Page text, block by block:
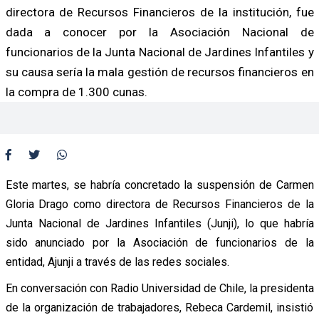
directora de Recursos Financieros de la institución, fue
dada a conocer por la Asociación Nacional de
funcionarios de la Junta Nacional de Jardines Infantiles y
su causa sería la mala gestión de recursos financieros en
la compra de 1.300 cunas.
Este martes, se habría concretado la suspensión de Carmen
Gloria Drago como directora de Recursos Financieros de la
Junta Nacional de Jardines Infantiles (Junji), lo que habría
sido anunciado por la Asociación de funcionarios de la
entidad, Ajunji a través de las redes sociales.
En conversación con Radio Universidad de Chile, la presidenta
de la organización de trabajadores, Rebeca Cardemil, insistió